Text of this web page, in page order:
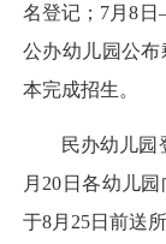
名登记；7月8
公办幼儿园公
本完成招生。
民办幼儿园登
月20日各幼儿
于8月25日前送